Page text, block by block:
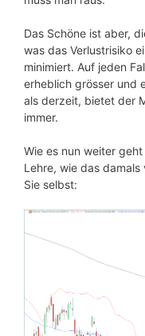
Das Schöne ist aber,
was das Verlustrisiko
minimiert. Auf jeden
erheblich grösser und
als derzeit, bietet der
immer.
Wie es nun weiter
Lehre, wie das damals
Sie selbst: